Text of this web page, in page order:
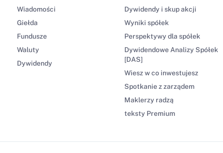
Wiadomości
Giełda
Fundusze
Waluty
Dywidendy
Dywidendy i skup akcji
Wyniki spółek
Perspektywy dla spółek
Dywidendowe Analizy Spółek
[DAS]
Wiesz w co inwestujesz
Spotkanie z zarządem
Maklerzy radzą
teksty Premium